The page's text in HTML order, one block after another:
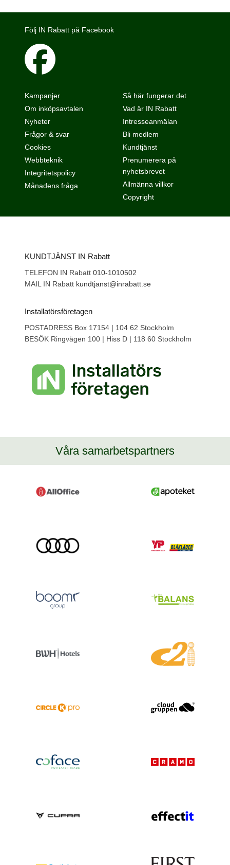
Följ IN Rabatt på Facebook
Kampanjer
Om inköpsavtalen
Nyheter
Frågor & svar
Så här fungerar det
Vad är IN Rabatt
Intresseanmälan
Bli medlem
Cookies
Webbteknik
Integritetspolicy
Månadens fråga
Kundtjänst
Prenumerera på
nyhetsbrevet
Allmänna villkor
Copyright
KUNDTJÄNST IN Rabatt
TELEFON IN Rabatt 010-1010502
MAIL IN Rabatt kundtjanst@inrabatt.se
Installatörsföretagen
POSTADRESS Box 17154 | 104 62 Stockholm
BESÖK Ringvägen 100 | Hiss D | 118 60 Stockholm
Våra samarbetspartners